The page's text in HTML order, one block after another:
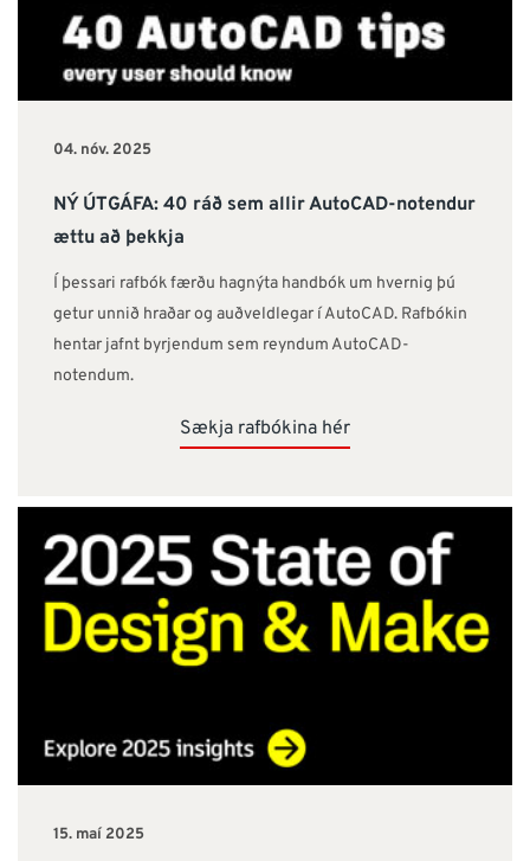
04. nóv. 2025
NÝ ÚTGÁFA: 40 ráð sem allir AutoCAD-notendur
ættu að þekkja
Í þessari rafbók færðu hagnýta handbók um hvernig þú
getur unnið hraðar og auðveldlegar í AutoCAD. Rafbókin
hentar jafnt byrjendum sem reyndum AutoCAD-
notendum.
Sækja rafbókina hér
15. maí 2025